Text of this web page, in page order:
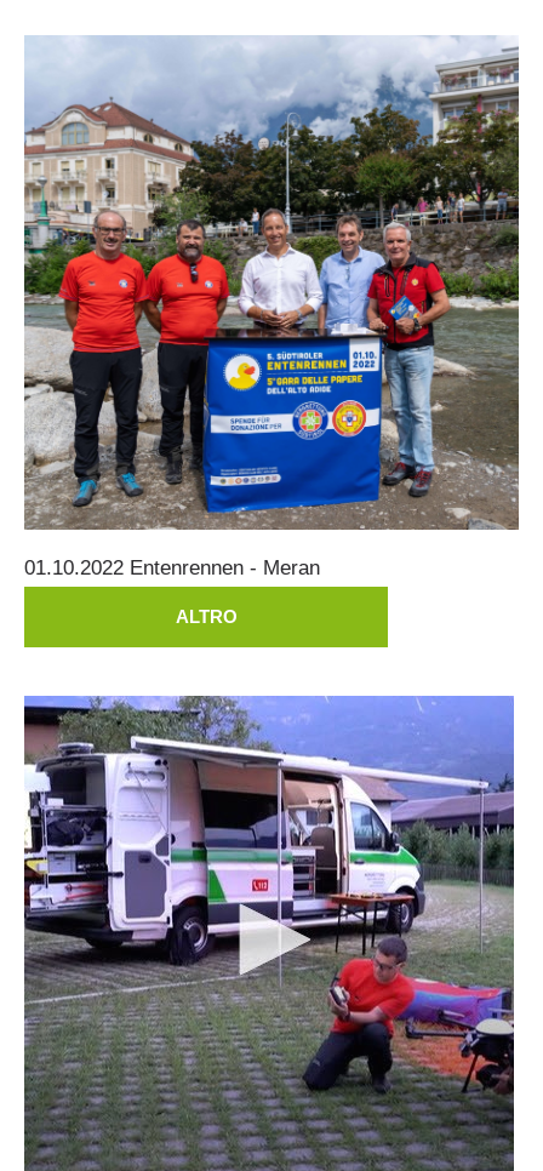
Formazione
ATTIVITÁ
Soccorso in montagna
01.10.2022 Entenrennen - Meran
ALTRO